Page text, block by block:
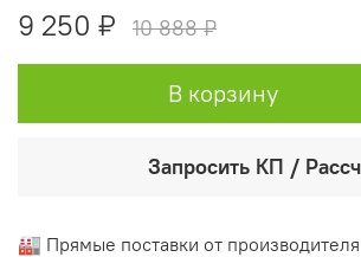
9 250 ₽ 10 888 ₽
В корзину
Запросить КП /
🏭 Прямые поставки от